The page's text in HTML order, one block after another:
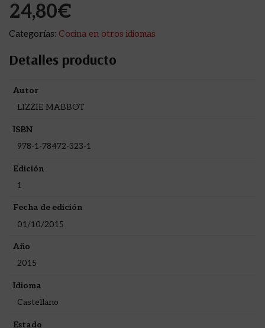
24,80€
Categorías: Cocina en otros idiomas
Detalles producto
Autor
LIZZIE MABBOT
ISBN
978-1-78472-323-1
Edición
1
Fecha de edición
01/10/2015
Año
2015
Idioma
Castellano
Estado